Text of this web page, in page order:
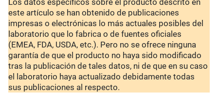
Los datos específicos sobre el producto descrito en
este artículo se han obtenido de publicaciones
impresas o electrónicas lo más actuales posibles del
laboratorio que lo fabrica o de fuentes oficiales
(EMEA, FDA, USDA, etc.). Pero no se ofrece ninguna
garantía de que el producto no haya sido modificado
tras la publicación de tales datos, ni de que en su caso
el laboratorio haya actualizado debidamente todas
sus publicaciones al respecto.